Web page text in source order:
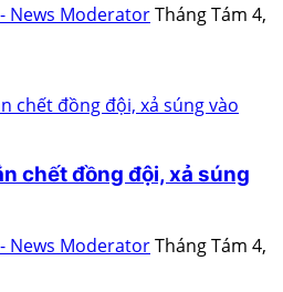
News ModeratorTháng Tám 4,
chết đồng đội, xả súng
News ModeratorTháng Tám 4,